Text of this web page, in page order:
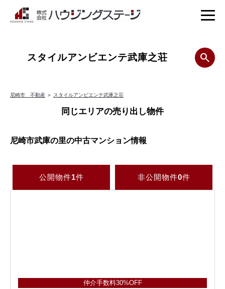
スタイルアンビエンテ武庫之荘
尼崎市 不動産 ＞ スタイルアンビエンテ武庫之荘
同じエリアの売り出し物件
尼崎市武庫の里の中古マンション情報
公開物件1件 非公開物件0件
仲介手数料30%OFF